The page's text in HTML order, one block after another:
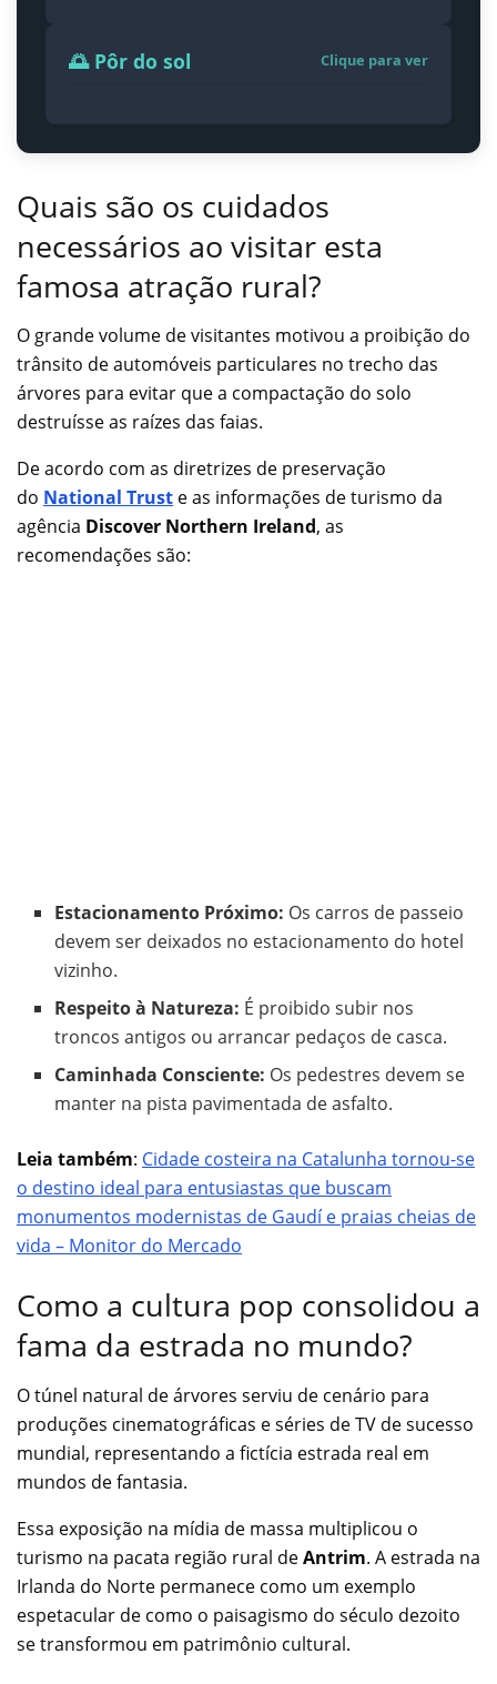
🌅 Pôr do sol Clique para ver
Quais são os cuidados
necessários ao visitar esta
famosa atração rural?
O grande volume de visitantes motivou a proibição do
trânsito de automóveis particulares no trecho das
árvores para evitar que a compactação do solo
destruísse as raízes das faias.
De acordo com as diretrizes de preservação
do National Trust e as informações de turismo da
agência Discover Northern Ireland, as
recomendações são:
Estacionamento Próximo: Os carros de passeio
devem ser deixados no estacionamento do hotel
vizinho.
Respeito à Natureza: É proibido subir nos
troncos antigos ou arrancar pedaços de casca.
Caminhada Consciente: Os pedestres devem se
manter na pista pavimentada de asfalto.
Leia também: Cidade costeira na Catalunha tornou-se
o destino ideal para entusiastas que buscam
monumentos modernistas de Gaudí e praias cheias de
vida – Monitor do Mercado
Como a cultura pop consolidou a
fama da estrada no mundo?
O túnel natural de árvores serviu de cenário para
produções cinematográficas e séries de TV de sucesso
mundial, representando a fictícia estrada real em
mundos de fantasia.
Essa exposição na mídia de massa multiplicou o
turismo na pacata região rural deAntrim. A estrada na
Irlanda do Norte permanece como um exemplo
espetacular de como o paisagismo do século dezoito
se transformou em patrimônio cultural.